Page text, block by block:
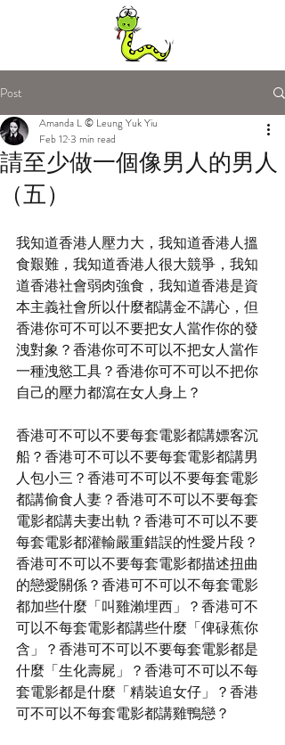
Post
請至少做一個像男人的男人
（五）
Amanda L © Leung Yuk Yiu
Feb 123 min read
我知道香港人壓力大，我知道香港人搵
食艱難，我知道香港人很大競爭，我知
道香港社會弱肉強食，我知道香港是資
本主義社會所以什麼都講金不講心，但
香港你可不可以不要把女人當作你的發
洩對象？香港你可不可以不把女人當作
一種洩慾工具？香港你可不可以不把你
自己的壓力都瀉在女人身上？
香港可不可以不要每套電影都講嫖客沉
船？香港可不可以不要每套電影都講男
人包小三？香港可不可以不要每套電影
都講偷食人妻？香港可不可以不要每套
電影都講夫妻出軌？香港可不可以不要
每套電影都灌輸嚴重錯誤的性愛片段？
香港可不可以不要每套電影都描述扭曲
的戀愛關係？香港可不可以不每套電影
都加些什麼「叫雞瀨埋西」？香港可不
可以不每套電影都講些什麼「俾碌蕉你
含」？香港可不可以不要每套電影都是
什麼「生化壽屍」？香港可不可以不每
套電影都是什麼「精裝追女仔」？香港
可不可以不每套電影都講雞鴨戀？